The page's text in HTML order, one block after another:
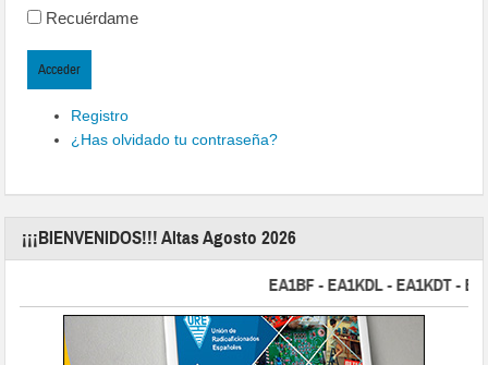
Recuérdame
Acceder
Registro
¿Has olvidado tu contraseña?
¡¡¡BIENVENIDOS!!! Altas Agosto 2026
EA1BF - EA1KDL - EA1KDT -